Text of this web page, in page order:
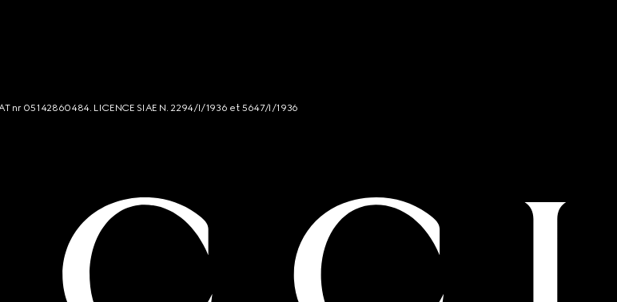
nr 05142860484. LICENCE SIAE N. 2294/I/1936 et 5647/I/1936